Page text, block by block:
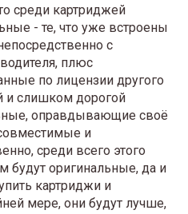
среди картриджей
- те, что уже встроены
с
плюс
по лицензии другого
и слишком дорогой
оправдывающие своё
и
среди всего этого
будут оригинальные, да и
картриджи и
мере, они будут лучше,